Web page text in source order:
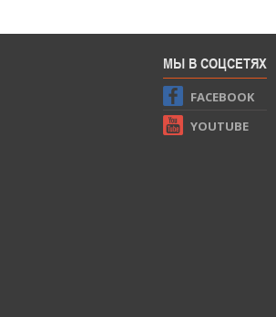
МЫ В СОЦСЕТЯХ
FACEBOOK
YOUTUBE